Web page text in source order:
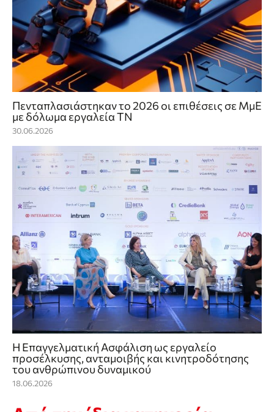
Πενταπλασιάστηκαν το 2026 οι επιθέσεις σε ΜμΕ
με δόλωμα εργαλεία ΤΝ
30.06.2026
Η Επαγγελματική Ασφάλιση ως εργαλείο
προσέλκυσης, ανταμοιβής και κινητροδότησης
του ανθρώπινου δυναμικού
18.06.2026